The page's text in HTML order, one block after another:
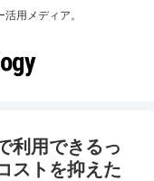
用メディア。
利用できるっ
ストを抑えた